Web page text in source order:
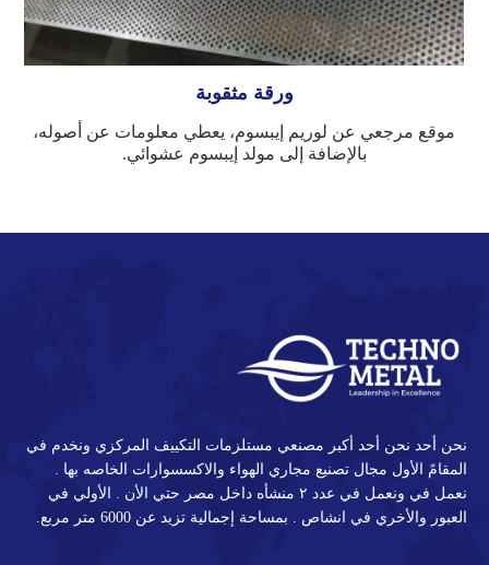
ورقة مثقوبة
موقع مرجعي عن لوريم إيبسوم، يعطي معلومات عن أصوله،
بالإضافة إلى مولد إيبسوم عشوائي.
نحن أحد نحن أحد أكبر مصنعي مستلزمات التكييف المركزي ونخدم في
المقامً الأول مجال تصنيع مجاري الهواء والاكسسوارات الخاصه بها .
نعمل في ونعمل في عدد ٢ منشأه داخل مصر حتي الأن . الأولي في
العبور والأخري في انشاص . بمساحة إجمالية تزيد عن 6000 متر مربع.